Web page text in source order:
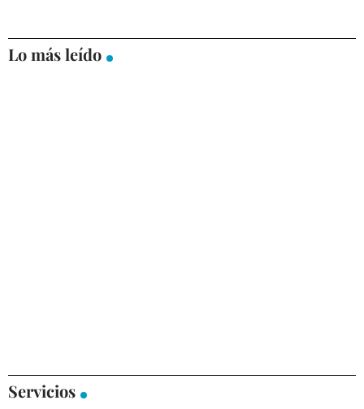
Lo más leído
Servicios